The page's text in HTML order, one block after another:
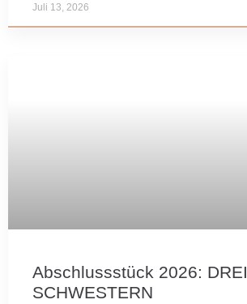
Juli 13, 2026
Abschlussstück 2026: DREI
SCHWESTERN